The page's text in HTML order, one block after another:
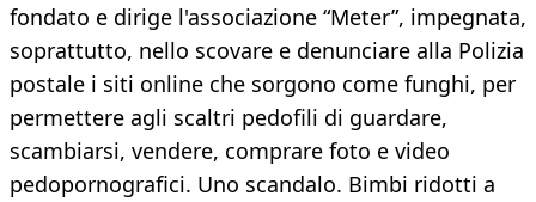
fondato e dirige l'associazione “Meter”, impegnata,
soprattutto, nello scovare e denunciare alla Polizia
postale i siti online che sorgono come funghi, per
permettere agli scaltri pedofili di guardare,
scambiarsi, vendere, comprare foto e video
pedopornografici. Uno scandalo. Bimbi ridotti a